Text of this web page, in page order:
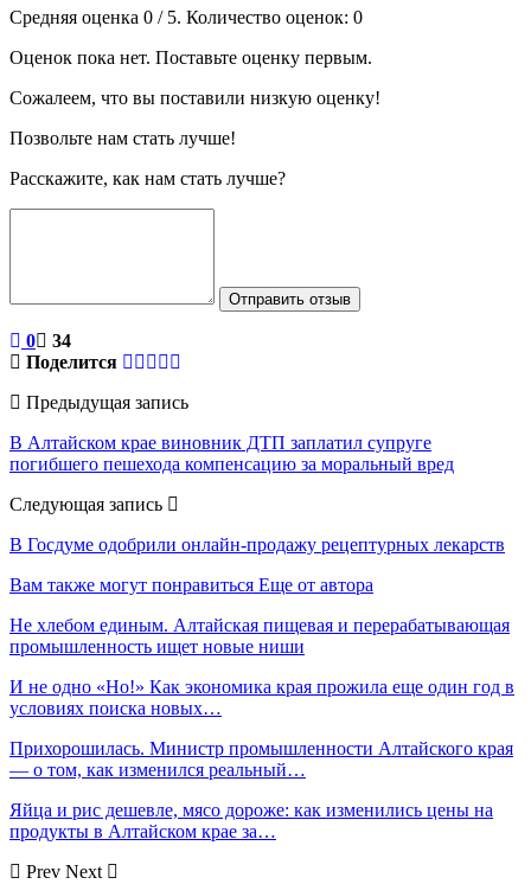
Средняя оценка 0 / 5. Количество оценок: 0
Оценок пока нет. Поставьте оценку первым.
Сожалеем, что вы поставили низкую оценку!
Позвольте нам стать лучше!
Расскажите, как нам стать лучше?
Отправить отзыв
0
34
Поделится
Предыдущая запись
В Алтайском крае виновник ДТП заплатил супруге
погибшего пешехода компенсацию за моральный вред
Следующая запись
В Госдуме одобрили онлайн-продажу рецептурных лекарств
Вам также могут понравиться Еще от автора
Не хлебом единым. Алтайская пищевая и перерабатывающая
промышленность ищет новые ниши
И не одно «Но!» Как экономика края прожила еще один год в
условиях поиска новых…
Прихорошилась. Министр промышленности Алтайского края
— о том, как изменился реальный…
Яйца и рис дешевле, мясо дороже: как изменились цены на
продукты в Алтайском крае за…
Prev Next